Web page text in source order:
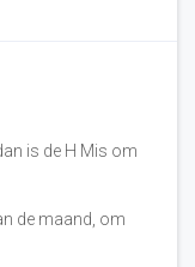
is de H Mis om
de maand, om